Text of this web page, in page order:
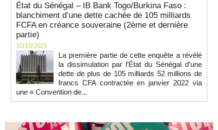
État du Sénégal – IB Bank Togo/Burkina Faso :
blanchiment d’une dette cachée de 105 milliards
FCFA en créance souveraine (2ème et dernière
partie)
10/10/2025
La première partie de cette enquête a révélé
la dissimulation par l’État du Sénégal d’une
dette de plus de 105 milliards 52 millions de
francs CFA contractée en janvier 2022 via
une « Convention de...